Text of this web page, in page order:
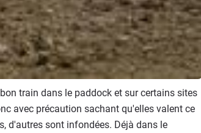
train dans le paddock et sur certains sites
avec précaution sachant qu'elles valent ce
d'autres sont infondées. Déjà dans le